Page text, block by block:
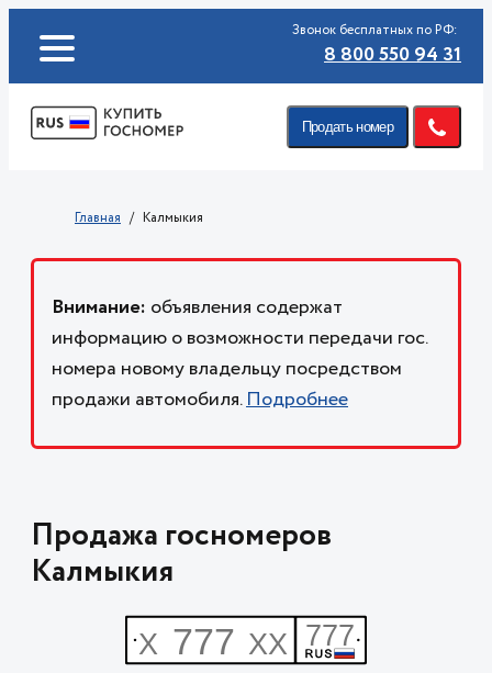
Звонок бесплатных по РФ:
8 800 550 94 31
Продать номер
Главная Калмыкия
Внимание: объявления содержат
информацию о возможности передачи гос.
номера новому владельцу посредством
продажи автомобиля.Подробнее
Продажа госномеров
Калмыкия